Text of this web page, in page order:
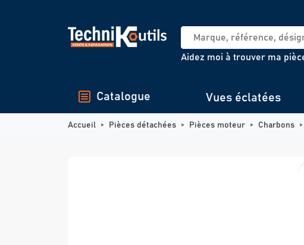
Aidez moi à trouver ma
Catalogue Vues éclatées
Accueil Pièces détachées Pièces moteur Charbons